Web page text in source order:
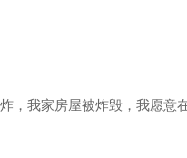
，我家房屋被炸毁，我愿意